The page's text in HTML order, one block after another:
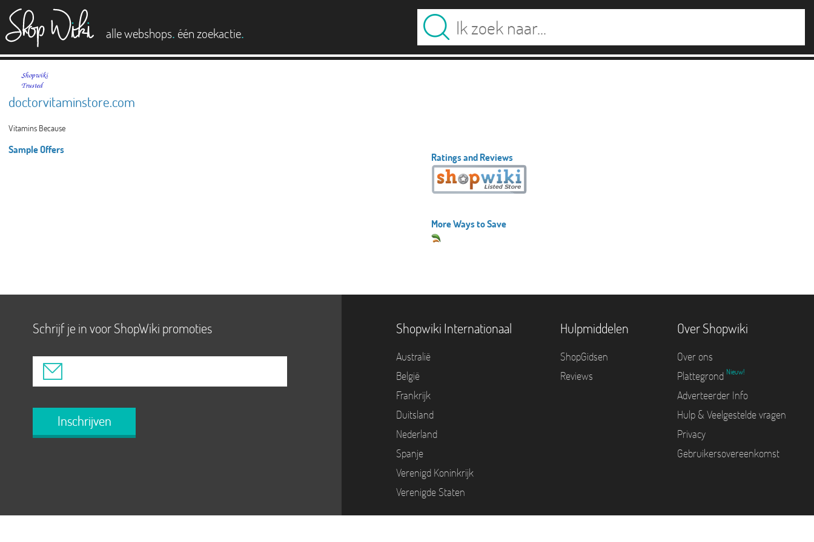
alle webshops. één zoekactie.
doctorvitaminstore.com
Vitamins Because
Sample Offers
Ratings and Reviews
More Ways to Save
Schrijf je in voor ShopWiki promoties
Inschrijven
Shopwiki Internationaal
Australië
België
Frankrijk
Duitsland
Nederland
Spanje
Verenigd Koninkrijk
Verenigde Staten
Hulpmiddelen
ShopGidsen
Reviews
Over Shopwiki
Over ons
Plattegrond Nieuw!
Adverteerder Info
Hulp & Veelgestelde vragen
Privacy
Gebruikersovereenkomst